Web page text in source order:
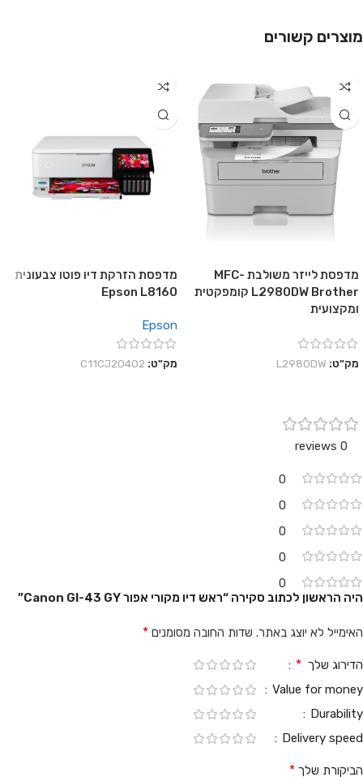
מוצרים קשורים
מדפסת לייזר משולבת MFC-
L2980DW Brother קומפקטית
ומקצועית
מק"ט: L2980DW
מדפסת הזרקת דיו פוטו צבעונית
Epson L8160
Epson
מק"ט: C11CJ20402
0 reviews
0
0
0
0
0
היה הראשון לכתוב סקירה “ראש דיו מקורי אפור Canon GI-43 GY”
האימייל לא יוצג באתר. שדות החובה מסומנים *
הדירוג שלך *
Value for money
Durability
Delivery speed
הביקורת שלך *